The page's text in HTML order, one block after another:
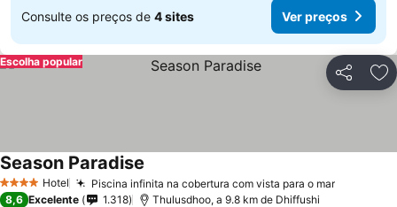
Consulte os preços de 4 sites Ver preços
Partilhar
Escolha popular
4 EstrelasHotel Piscina infinita na cobertura com vista para o mar
Season Paradise
8,6 Excelente 1.318 Thulusdhoo, a 9.8 km de Dhiffushi